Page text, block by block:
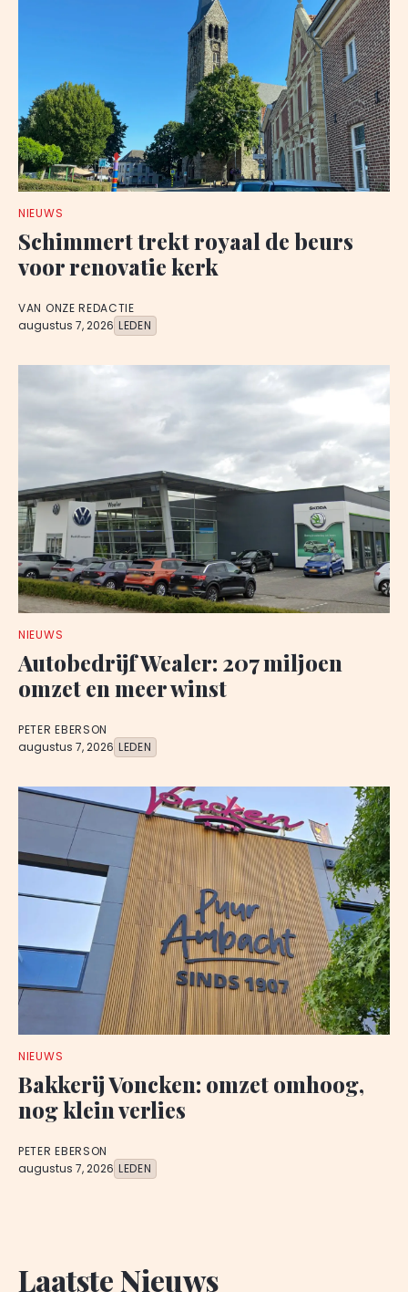
NIEUWS
Schimmert trekt royaal de beurs
voor renovatie kerk
VAN ONZE REDACTIE
augustus 7, 2026 LEDEN
NIEUWS
Autobedrijf Wealer: 207 miljoen
omzet en meer winst
PETER EBERSON
augustus 7, 2026 LEDEN
NIEUWS
Bakkerij Voncken: omzet omhoog,
nog klein verlies
PETER EBERSON
augustus 7, 2026 LEDEN
Laatste Nieuws